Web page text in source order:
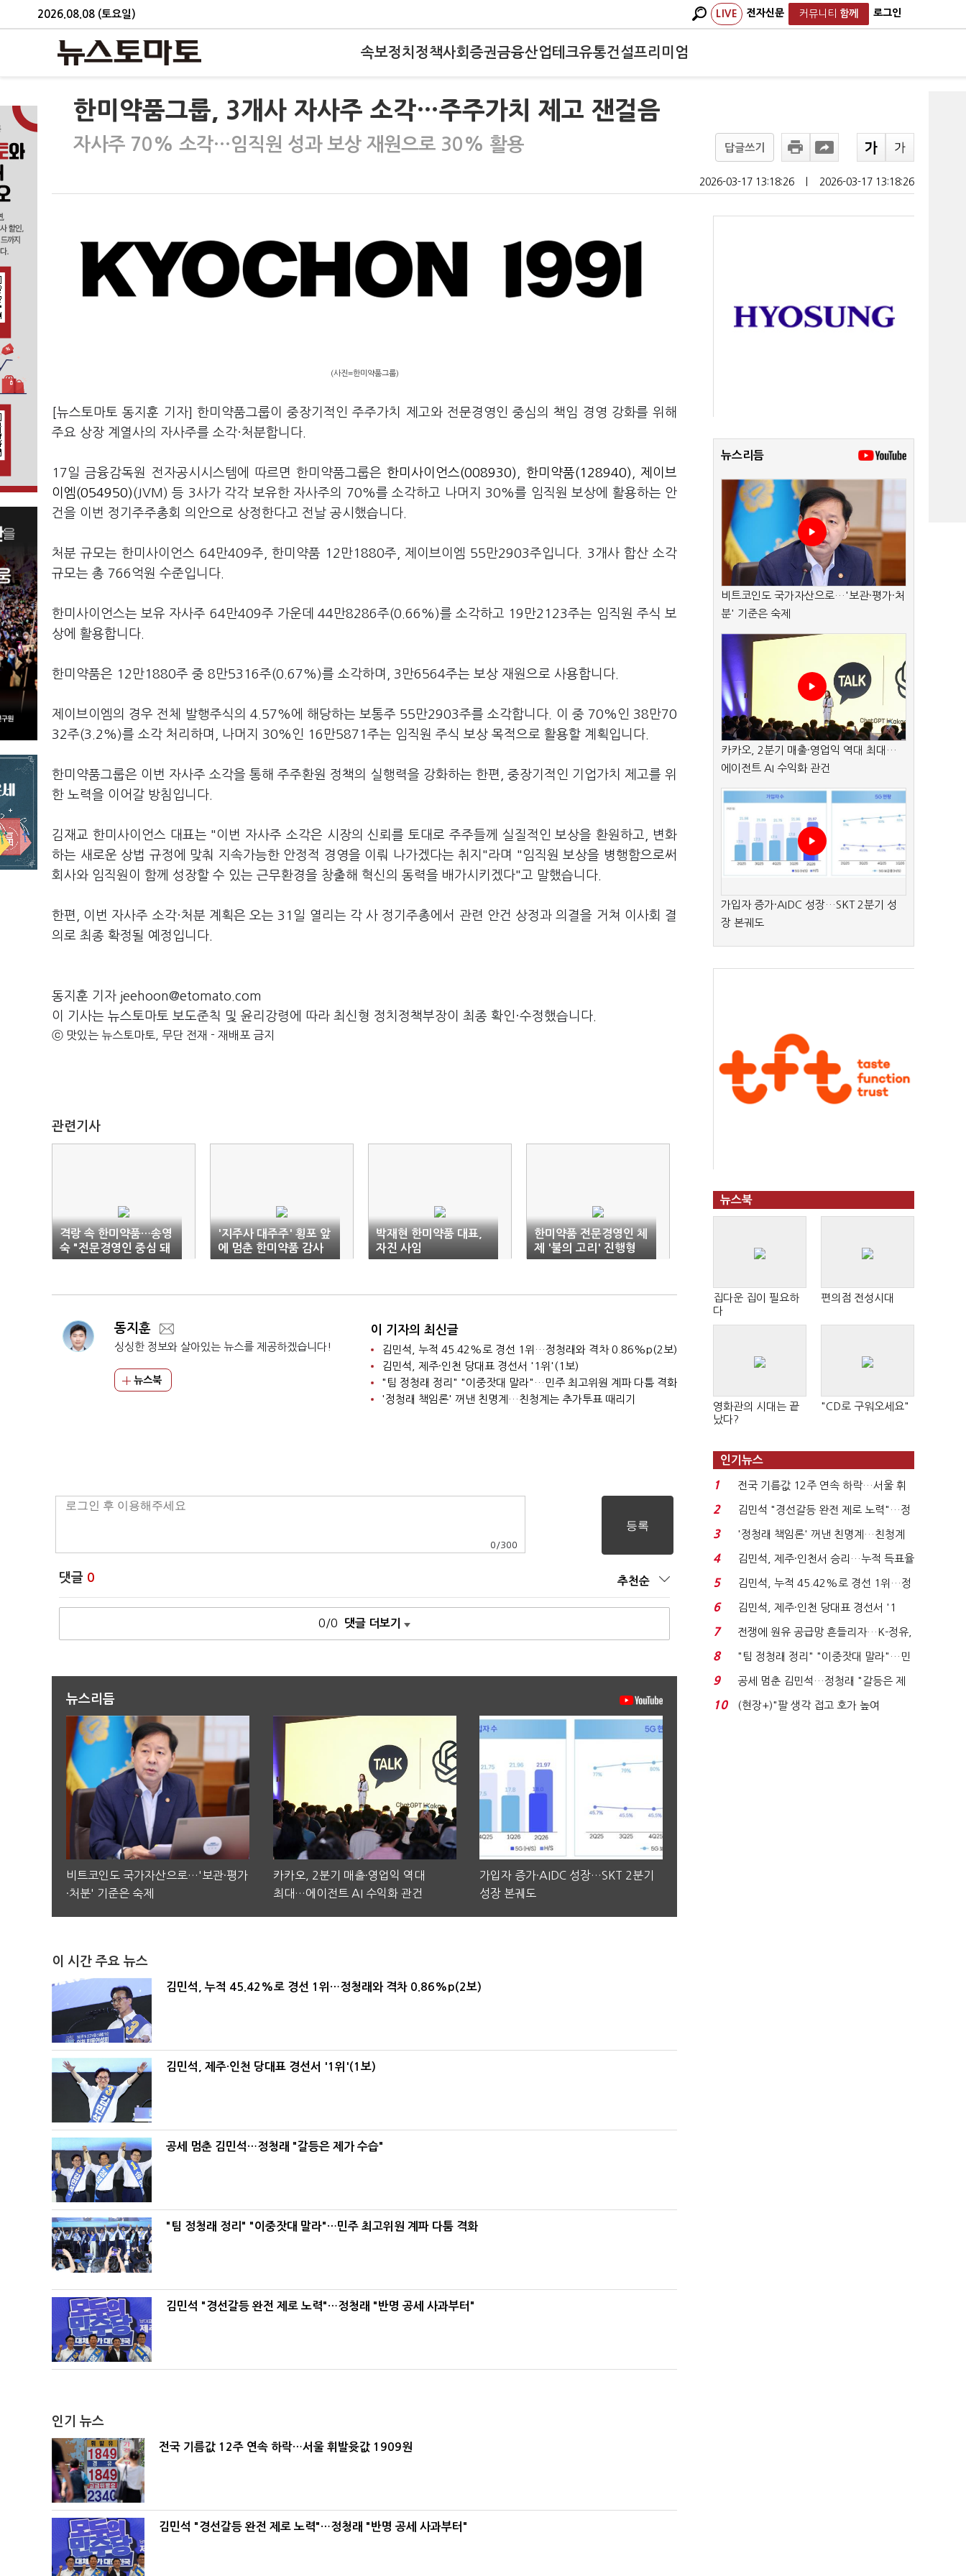
2026.08.08 (토요일) LIVE 전자신문 커뮤니티 함께 로그인
속보정치 정책사회 증권금융산업테크유통건설프리미엄
한미약품그룹, 3개사 자사주 소각…주주가치 제고 잰걸음
자사주 70% 소각…임직원 성과 보상 재원으로 30% 활용 답글쓰기
2026-03-17 13:18:26 2026-03-17 13:18:26
(사진=한미약품그룹)
[뉴스토마토 동지훈 기자] 한미약품그룹이 중장기적인 주주가치 제고와 전문경영인 중심의 책임 경영 강화를 위해
주요 상장 계열사의 자사주를 소각·처분합니다.
17일 금융감독원 전자공시시스템에 따르면 한미약품그룹은한미사이언스(008930) 한미약품(128940)
제이브
이엠(054950)(JVM) 등 3사가 각각 보유한 자사주의 70%를 소각하고 나머지 30%를 임직원 보상에 활용하는 안
건을 이번 정기주주총회 의안으로 상정한다고 전날 공시했습니다.
처분 규모는 한미사이언스 64만409주, 한미약품 12만1880주, 제이브이엠 55만2903주입니다. 3개사 합산 소각
규모는 총 766억원 수준입니다.
한미사이언스는 보유 자사주 64만409주 가운데 44만8286주(0.66%)를 소각하고 19만2123주는 임직원 주식 보
상에 활용합니다.
한미약품은 12만1880주 중 8만5316주(0.67%)를 소각하며, 3만6564주는 보상 재원으로 사용합니다.
제이브이엠의 경우 전체 발행주식의 4.57%에 해당하는 보통주 55만2903주를 소각합니다. 이 중 70%인 38만70
32주(3.2%)를 소각 처리하며, 나머지 30%인 16만5871주는 임직원 주식 보상 목적으로 활용할 계획입니다.
한미약품그룹은 이번 자사주 소각을 통해 주주환원 정책의 실행력을 강화하는 한편, 중장기적인 기업가치 제고를 위
한 노력을 이어갈 방침입니다.
김재교 한미사이언스 대표는 "이번 자사주 소각은 시장의 신뢰를 토대로 주주들께 실질적인 보상을 환원하고, 변화
하는 새로운 상법 규정에 맞춰 지속가능한 안정적 경영을 이뤄 나가겠다는 취지"라며 "임직원 보상을 병행함으로써
회사와 임직원이 함께 성장할 수 있는 근무환경을 창출해 혁신의 동력을 배가시키겠다"고 말했습니다.
한편, 이번 자사주 소각·처분 계획은 오는 31일 열리는 각 사 정기주총에서 관련 안건 상정과 의결을 거쳐 이사회 결
의로 최종 확정될 예정입니다.
동지훈 기자 jeehoon@etomato.com
이 기사는 뉴스토마토 보도준칙 및 윤리강령에 따라 최신형 정치정책부장이 최종 확인·수정했습니다.
ⓒ 맛있는 뉴스토마토, 무단 전재 - 재배포 금지
관련기사
격랑 속 한미약품…송영
숙 "전문경영인 중심 돼
야"
'지주사 대주주' 횡포 앞
에 멈춘 한미약품 감사
위
박재현 한미약품 대표,
자진 사임
한미약품 전문경영인 체
제 '불의 고리' 진행형
동지훈
싱싱한 정보와 살아있는 뉴스를 제공하겠습니다!
뉴스북
이 기자의 최신글
김민석, 누적 45.42%로 경선 1위…정청래와 격차 0.86%p(2보)
김민석, 제주·인천 당대표 경선서 '1위'(1보)
"팀 정청래 정리" "이중잣대 말라"…민주 최고위원 계파 다툼 격화
'정청래 책임론' 꺼낸 친명계…친청계는 추가투표 때리기
0 /300
댓글 0 추천순
0/0 댓글 더보기
뉴스리듬
비트코인도 국가자산으로…'보관·평가
·처분' 기준은 숙제
카카오, 2분기 매출·영업익 역대
최대…에이전트 AI 수익화 관건
가입자 증가·AIDC 성장…SKT 2분기
성장 본궤도
이 시간 주요 뉴스
김민석, 누적 45.42%로 경선 1위…정청래와 격차 0.86%p(2보)
김민석, 제주·인천 당대표 경선서 '1위'(1보)
공세 멈춘 김민석…정청래 "갈등은 제가 수습"
"팀 정청래 정리" "이중잣대 말라"…민주 최고위원 계파 다툼 격화
김민석 "경선갈등 완전 제로 노력"…정청래 "반명 공세 사과부터"
인기 뉴스
전국 기름값 12주 연속 하락…서울 휘발윳값 1909원
김민석 "경선갈등 완전 제로 노력"…정청래 "반명 공세 사과부터"
뉴스리듬
비트코인도 국가자산으로…'보관·평가·처
분' 기준은 숙제
카카오, 2분기 매출·영업익 역대 최대…
에이전트 AI 수익화 관건
가입자 증가·AIDC 성장…SKT 2분기 성
장 본궤도
뉴스북
집다운 집이 필요하
다
편의점 전성시대
영화관의 시대는 끝
났다?
"CD로 구워오세요"
인기뉴스
1
전국 기름값 12주 연속 하락…서울 휘
발윳값 1909원...
2
김민석 "경선갈등 완전 제로 노력"…정
청래 "반명 공세 사...
3
'정청래 책임론' 꺼낸 친명계…친청계
는 추가투표 때리기...
4
김민석, 제주·인천서 승리…누적 득표율
'1위 탈환'(종합)...
5
김민석, 누적 45.42%로 경선 1위…정
청래와 격차 0.86%p(...
6
김민석, 제주·인천 당대표 경선서 '1
위'(1보)...
7
전쟁에 원유 공급망 흔들리자…K-정유,
에너지안보 핵심...
8
"팀 정청래 정리" "이중잣대 말라"…민
주 최고위원 계파 다...
9
공세 멈춘 김민석…정청래 "갈등은 제
가 수습"
10
(현장+)"팔 생각 접고 호가 높여